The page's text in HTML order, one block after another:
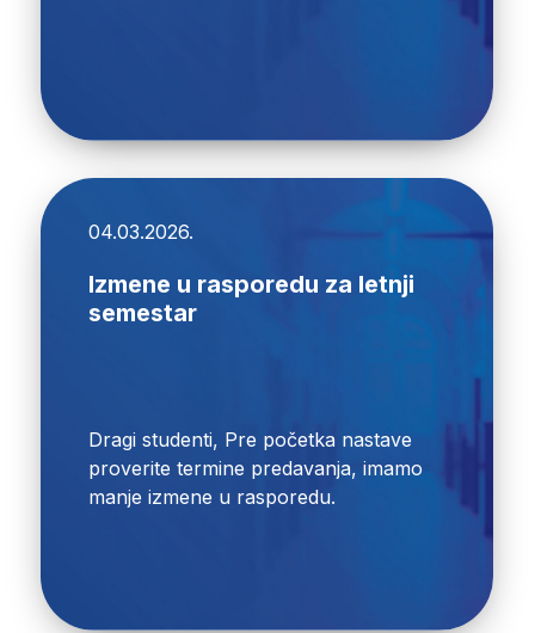
04.03.2026.
Izmene u rasporedu za letnji
semestar
Dragi studenti, Pre početka nastave
proverite termine predavanja, imamo
manje izmene u rasporedu.